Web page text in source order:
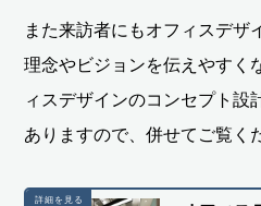
また来訪者にもオフィスデザ
理念やビジョンを伝えやすく
ィスデザインのコンセプト設
ありますので、併せてご覧く